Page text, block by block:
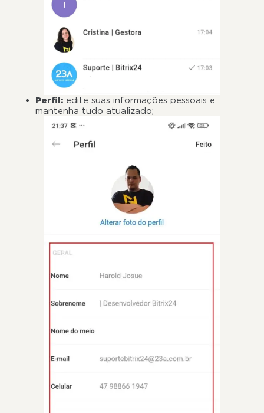
Perfil: edite suas informações pessoais e
mantenha tudo atualizado;